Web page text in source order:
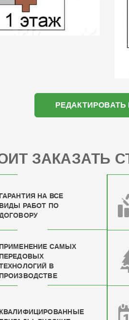
ЗАКАЗАТЬ
ГАРАНТИЯ НА ВСЕ
ВИДЫ РАБОТ ПО
ПРИМЕНЕНИЕ САМЫХ
ПЕРЕДОВЫХ
В
ПРОИЗВОДСТВЕ
КВАЛИФИЦИРОВАННЫЕ